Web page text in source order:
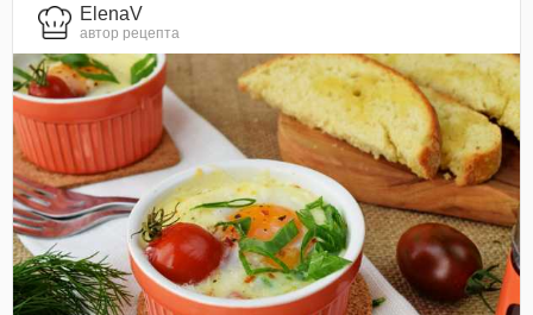
ElenaV
автор рецепта